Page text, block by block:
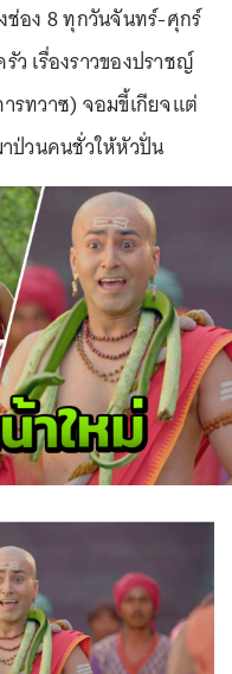
ช่อง 8 ทุกวันจันทร์-ศุกร์
ว เรื่องราวของปราชญ์
ทวาซ) จอมขี้เกียจแต่
วนคนชั่วให้หัวปั่น